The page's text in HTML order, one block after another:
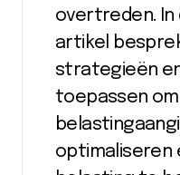
overtreden.
artikel
strategieën
toepassen
optimaliseren